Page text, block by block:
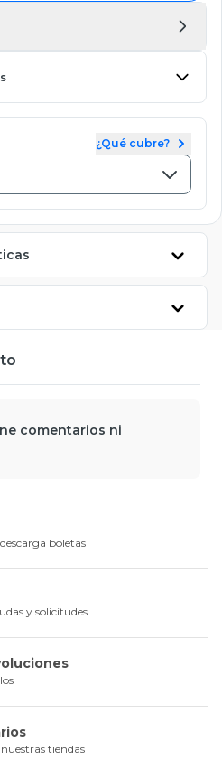
¿Qué cubre?
comentarios ni
boletas
y solicitudes
tiendas